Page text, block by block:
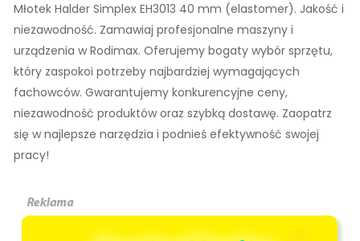
Młotek Halder Simplex EH3013 40 mm (elastomer). Jakość i
niezawodność. Zamawiaj profesjonalne maszyny i
urządzenia w Rodimax. Oferujemy bogaty wybór sprzętu,
który zaspokoi potrzeby najbardziej wymagających
fachowców. Gwarantujemy konkurencyjne ceny,
niezawodność produktów oraz szybką dostawę. Zaopatrz
się w najlepsze narzędzia i podnieś efektywność swojej
pracy!